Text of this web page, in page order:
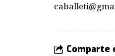
Comparte